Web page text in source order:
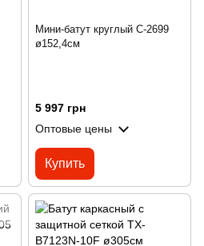
Мини-батут круглый C-2699
ø152,4см
5 997 грн
Оптовые цены
Купить